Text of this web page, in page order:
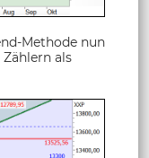
Methode nun
als